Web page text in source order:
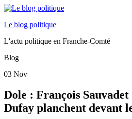
Le blog politique
L'actu politique en Franche-Comté
Blog
03 Nov
Dole : François
Dufay planchent devant